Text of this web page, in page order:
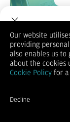
Peningkatan
bank sentral
untuk jangka
bank sentral
imbal hasil ketika
spot sebesar
pembelian emas
September.
Our website
providing
also enables us to
about the cookies
Cookie Policy for a
Decline